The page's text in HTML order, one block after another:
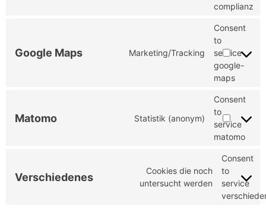
complianz
Google Maps Marketing/Tracking
Consent
to
service
google-
maps
Matomo Statistik (anonym)
Consent
to
service
matomo
Verschiedenes
Cookies die noch
untersucht werden
Consent
to
service